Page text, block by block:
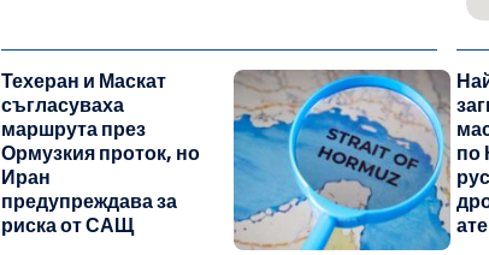
Техеран и Маскат
съгласуваха
маршрута през
Ормузкия проток, но
Иран
предупреждава за
риска от САЩ
по